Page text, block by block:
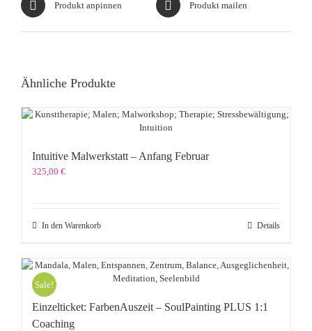
Produkt anpinnen Produkt mailen
Ähnliche Produkte
Intuitive Malwerkstatt – Anfang Februar
325,00 €
In den Warenkorb Details
Sale!
Einzelticket: FarbenAuszeit – SoulPainting PLUS 1:1
Coaching